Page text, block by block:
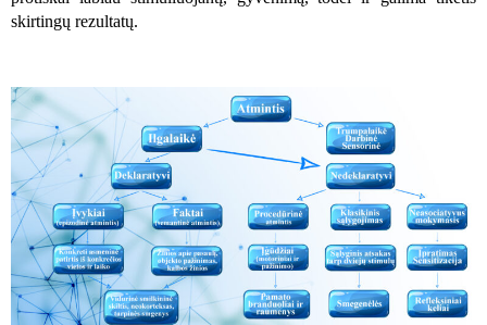
skirtingų rezultatų.